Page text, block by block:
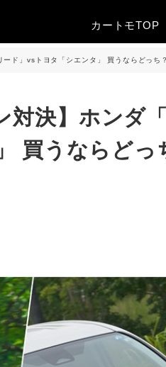
カートモTOP
ード」vsトヨタ「シエンタ」 買うならどっち
対決】ホンダ
買うならどっ